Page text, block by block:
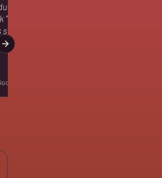
Theater mit Liebe
Dino im
gut gefallen. Wir
Next slide